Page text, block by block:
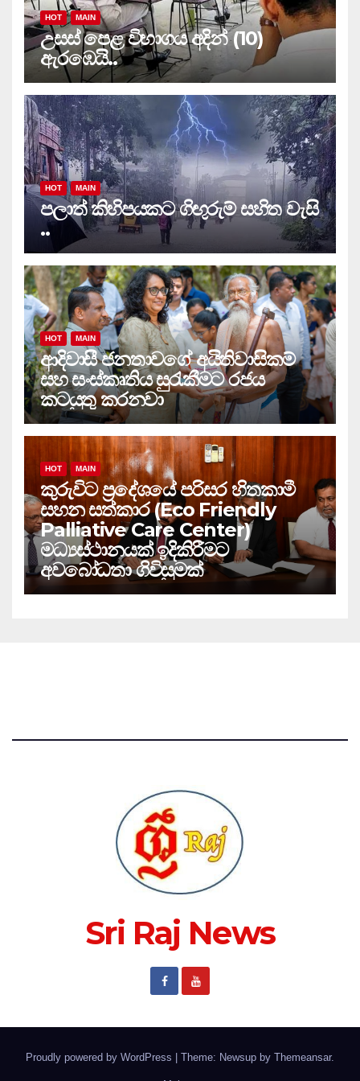
HOT MAIN
උසස් පෙළ විභාගය අදින් (10)
ඇරඹෙයි..
HOT MAIN
පලාත් කිහිපයකට ගිඟුරුම් සහිත වැසි
..
HOT MAIN
ආදිවාසී ජනතාවගේ අයිතිවාසිකම්
සහ සංස්කෘතිය සුරැකීමට රජය
කටයුතු කරනවා
HOT MAIN
කුරුවිට ප්‍රදේශයේ පරිසර හිතකාමී
සහන සත්කාර (Eco Friendly
Palliative Care Center)
මධ්‍යස්ථානයක් ඉදිකිරීමට
අවබෝධතා ගිවිසුමක්
Sri Raj News
Proudly powered by WordPress Theme: Newsup by Themeansar.